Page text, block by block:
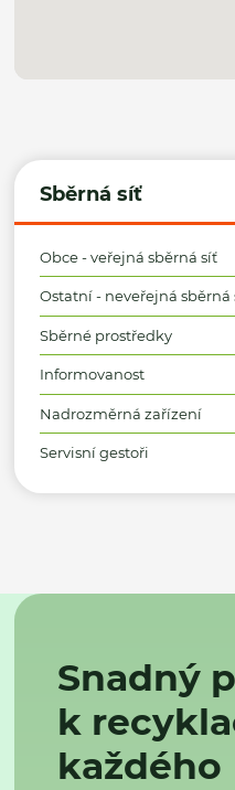
Sběrná síť
Obce - veřejná sběrná síť
Ostatní - neveřejná sběrná
Sběrné prostředky
Informovanost
Nadrozměrná zařízení
Servisní gestoři
Snadný
k
každého